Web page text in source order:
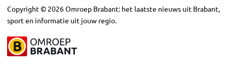
Copyright © 2026Omroep Brabant: het laatste nieuws uit Brabant,
sport en informatie uit jouw regio.